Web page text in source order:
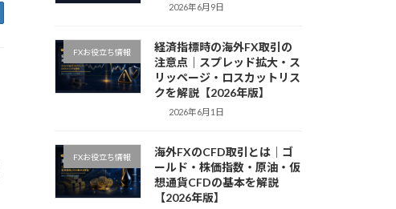
2026年6月9日
FXお役立ち情報
経済指標時の海外FX取引の
注意点｜スプレッド拡大・ス
リッページ・ロスカットリス
クを解説【2026年版】
2026年6月1日
FXお役立ち情報
海外FXのCFD取引とは｜ゴ
ールド・株価指数・原油・仮
想通貨CFDの基本を解説
【2026年版】